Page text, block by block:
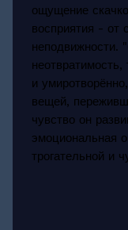
ощущение
восприятия - от
неподвижности.
и
вещей,
чувство он
эмоциональная
трогательной и